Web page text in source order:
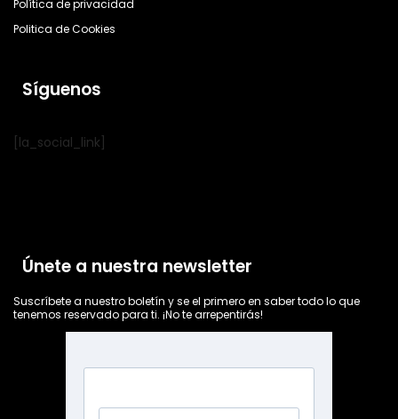
Política de privacidad
Politica de Cookies
Síguenos
[la_social_link]
Únete a nuestra newsletter
Suscríbete a nuestro boletín y se el primero en saber todo lo que
tenemos reservado para ti. ¡No te arrepentirás!